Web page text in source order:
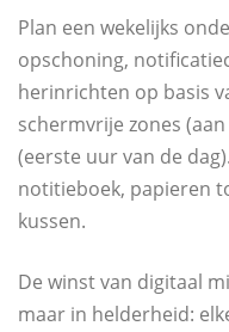
Plan een wekelijks
opschoning,
herinrichten op basis
schermvrije zones
(eerste uur van de
notitieboek, papieren
kussen.
De winst van digitaal
maar in helderheid: